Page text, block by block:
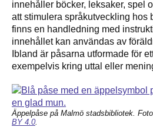
innehåller böcker, leksaker, spel
att stimulera språkutveckling hos
finns en handledning med
innehållet kan användas av
Ibland är påsarna utformade för
exempelvis kring uttal eller
Äppelpåse på Malmö stadsbibliotek.
BY 4.0.